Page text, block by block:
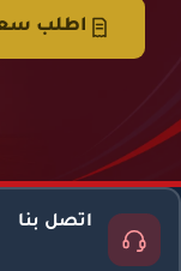
اطلب
اتصل بنا